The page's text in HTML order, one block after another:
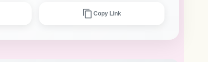
Copy Link